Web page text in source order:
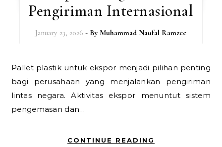
Pengiriman Internasional
January 23, 2026 - By Muhammad Naufal Ramzee
Pallet plastik untuk ekspor menjadi pilihan penting
bagi perusahaan yang menjalankan pengiriman
lintas negara. Aktivitas ekspor menuntut sistem
pengemasan dan…
CONTINUE READING